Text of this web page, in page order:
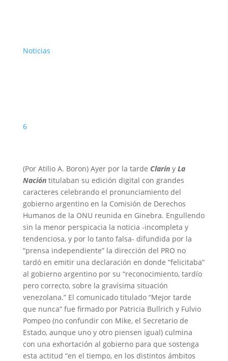
Noticias
6
(Por Atilio A. Boron) Ayer por la tarde Claríny La
Nacióntitulaban su edición digital con grandes
caracteres celebrando el pronunciamiento del
gobierno argentino en la Comisión de Derechos
Humanos de la ONU reunida en Ginebra. Engullendo
sin la menor perspicacia la noticia -incompleta y
tendenciosa, y por lo tanto falsa- difundida por la
“prensa independiente” la dirección del PRO no
tardó en emitir una declaración en donde “felicitaba”
al gobierno argentino por su “reconocimiento, tardío
pero correcto, sobre la gravísima situación
venezolana.” El comunicado titulado “Mejor tarde
que nunca” fue firmado por Patricia Bullrich y Fulvio
Pompeo (no confundir con Mike, el Secretario de
Estado, aunque uno y otro piensen igual) culmina
con una exhortación al gobierno para que sostenga
esta actitud “en el tiempo, en los distintos ámbitos